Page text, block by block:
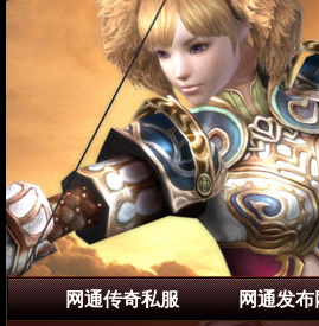
网通传奇私服 网通发布